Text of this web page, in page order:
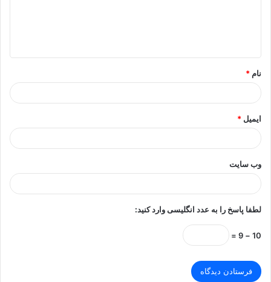
*
نام *
ایمیل *
وب‌ سایت
لطفا پاسخ را به عدد انگلیسی وارد کنید:
10 − 9 =